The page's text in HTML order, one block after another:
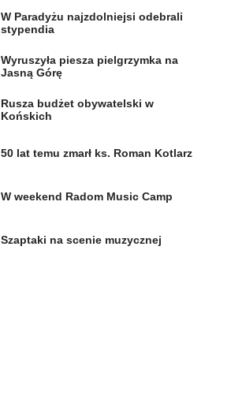
W Paradyżu najzdolniejsi odebrali
stypendia
Wyruszyła piesza pielgrzymka na
Jasną Górę
Rusza budżet obywatelski w
Końskich
50 lat temu zmarł ks. Roman Kotlarz
W weekend Radom Music Camp
Szaptaki na scenie muzycznej